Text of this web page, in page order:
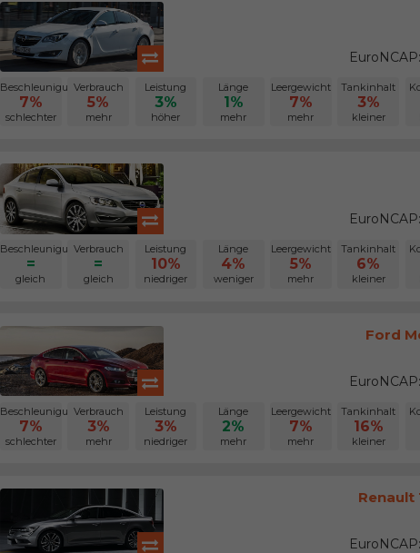
Beschleunigung
7%
schlechter
Verbrauch
5%
mehr
Leistung
3%
höher
Länge
1%
mehr
Leergewicht
7%
mehr
Tankinhalt
3%
kleiner
Beschleunigung
=
gleich
Verbrauch
=
gleich
Leistung
10%
niedriger
Länge
4%
weniger
Leergewicht
5%
mehr
Tankinhalt
6%
kleiner
Ford
Beschleunigung
7%
schlechter
Verbrauch
3%
mehr
Leistung
3%
niedriger
Länge
2%
mehr
Leergewicht
7%
mehr
Tankinhalt
16%
kleiner
Renault